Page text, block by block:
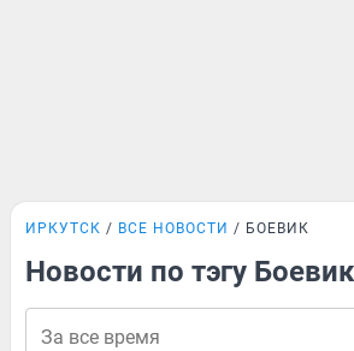
ИРКУТСК ВСЕ НОВОСТИ БОЕВИК
Новости по тэгу Боевик